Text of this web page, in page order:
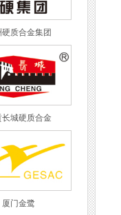
硬质合金集团
长城硬质合金
厦门金鹭